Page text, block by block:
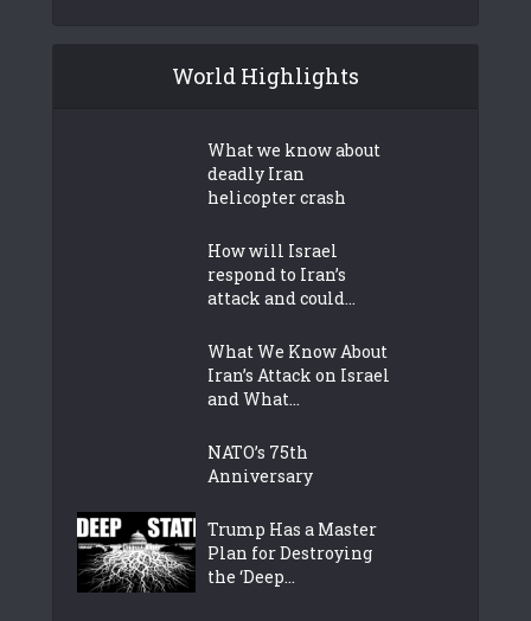
World Highlights
What we know about
deadly Iran
helicopter crash
How will Israel
respond to Iran’s
attack and could...
What We Know About
Iran’s Attack on Israel
and What...
NATO’s 75th
Anniversary
Trump Has a Master
Plan for Destroying
the ‘Deep...